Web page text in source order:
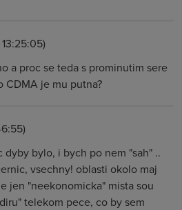
a proc se teda s prominutim sere
CDMA je mu putna?
bylo, i bych po nem "sah" ..
vsechny! oblasti okolo maj
jen "neekonomicka" mista sou
telekom pece, co by sem